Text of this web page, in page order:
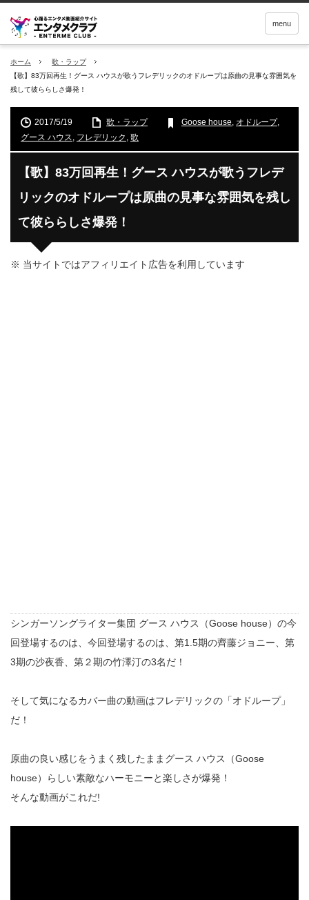
menu
ホーム
歌・ラップ
【歌】83万回再生！グース ハウスが歌うフレデリックのオドループは原曲の見事な雰囲気を
残して彼ららしさ爆発！
2017/5/19 歌・ラップ Goose house, オドループ,
グース ハウス, フレデリック , 歌
【歌】83万回再生！グース ハウスが歌うフレデ
リックのオドループは原曲の見事な雰囲気を残し
て彼ららしさ爆発！
※ 当サイトではアフィリエイト広告を利用しています
シンガーソングライター集団 グース ハウス（Goose house）の今
回登場するのは、今回登場するのは、第1.5期の齊藤ジョニー、第
3期の沙夜香、第２期の竹澤汀の3名だ！
そして気になるカバー曲の動画はフレデリックの「オドループ」
だ！
原曲の良い感じをうまく残したままグース ハウス（Goose
house）らしい素敵なハーモニーと楽しさが爆発！
そんな動画がこれだ!